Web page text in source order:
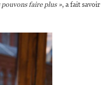
faire plus », a fait savoir